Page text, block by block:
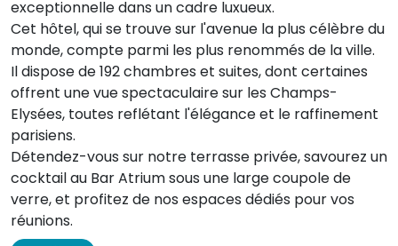
exceptionnelle dans un cadre luxueux.
Cet hôtel, qui se trouve sur l'avenue la plus célèbre du
monde, compte parmi les plus renommés de la ville.
Il dispose de 192 chambres et suites, dont certaines
offrent une vue spectaculaire sur les Champs-
Elysées, toutes reflétant l'élégance et le raffinement
parisiens.
Détendez-vous sur notre terrasse privée, savourez un
cocktail au Bar Atrium sous une large coupole de
verre, et profitez de nos espaces dédiés pour vos
réunions.